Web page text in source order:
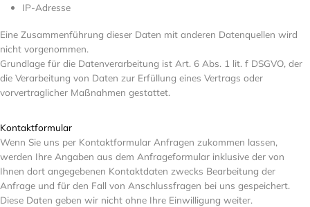
IP-Adresse
Eine Zusammenführung dieser Daten mit anderen Datenquellen wird
nicht vorgenommen.
Grundlage für die Datenverarbeitung ist Art. 6 Abs. 1 lit. f DSGVO, der
die Verarbeitung von Daten zur Erfüllung eines Vertrags oder
vorvertraglicher Maßnahmen gestattet.
Kontaktformular
Wenn Sie uns per Kontaktformular Anfragen zukommen lassen,
werden Ihre Angaben aus dem Anfrageformular inklusive der von
Ihnen dort angegebenen Kontaktdaten zwecks Bearbeitung der
Anfrage und für den Fall von Anschlussfragen bei uns gespeichert.
Diese Daten geben wir nicht ohne Ihre Einwilligung weiter.